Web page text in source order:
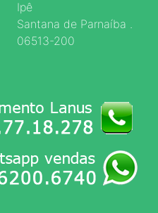
Ipê
Santana de Parnaíba .
06513-200